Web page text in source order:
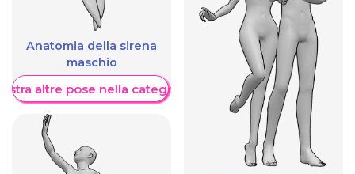
Anatomia della sirena
maschio
altre pose nella categoria